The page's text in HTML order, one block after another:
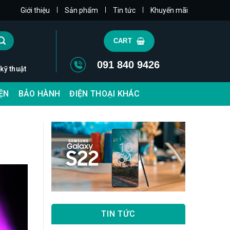
Giới thiệu Sản phẩm Tin tức Khuyến mãi
thuật
CART
091 840 9426
BẢO HÀNH ĐIỆN THOẠI KHÁC
TIN TỨC